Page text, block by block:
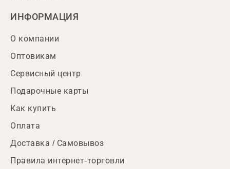
ИНФОРМАЦИЯ
О компании
Оптовикам
Сервисный центр
Подарочные карты
Как купить
Оплата
Доставка / Самовывоз
Правила интернет-торговли